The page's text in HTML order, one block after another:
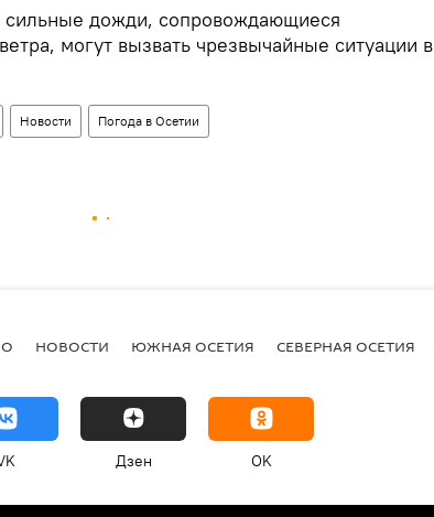
дожди, сопровождающиеся
могут вызвать чрезвычайные ситуации в
Новости Погода в Осетии
НОВОСТИ ЮЖНАЯ ОСЕТИЯ СЕВЕРНАЯ ОСЕТИЯ
Дзен OK